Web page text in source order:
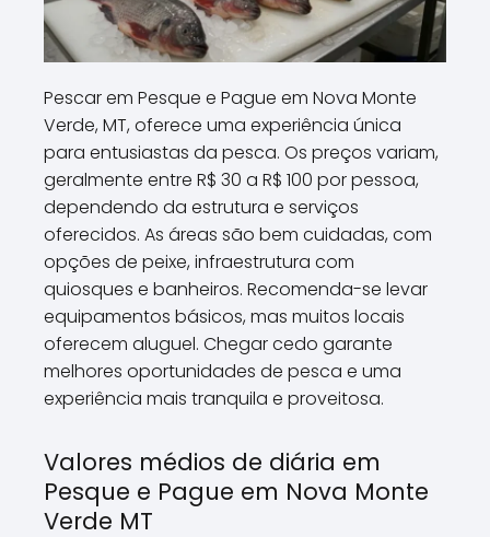
Pescar em Pesque e Pague em Nova Monte
Verde, MT, oferece uma experiência única
para entusiastas da pesca. Os preços variam,
geralmente entre R$ 30 a R$ 100 por pessoa,
dependendo da estrutura e serviços
oferecidos. As áreas são bem cuidadas, com
opções de peixe, infraestrutura com
quiosques e banheiros. Recomenda-se levar
equipamentos básicos, mas muitos locais
oferecem aluguel. Chegar cedo garante
melhores oportunidades de pesca e uma
experiência mais tranquila e proveitosa.
Valores médios de diária em
Pesque e Pague em Nova Monte
Verde MT